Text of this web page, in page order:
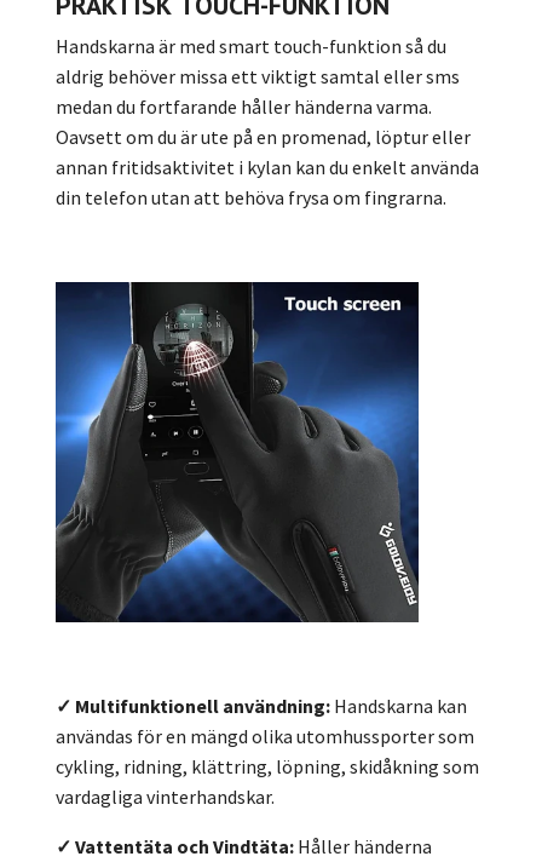
Handskarna är med smart touch-funktion så du
aldrig behöver missa ett viktigt samtal eller sms
medan du fortfarande håller händerna varma.
Oavsett om du är ute på en promenad, löptur eller
annan fritidsaktivitet i kylan kan du enkelt använda
din telefon utan att behöva frysa om fingrarna.
✓ Multifunktionell användning: Handskarna kan
användas för en mängd olika utomhussporter som
cykling, ridning, klättring, löpning, skidåkning som
vardagliga vinterhandskar.
✓ Vattentäta och Vindtäta: Håller händerna